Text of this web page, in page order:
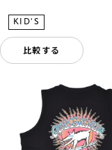
比較する